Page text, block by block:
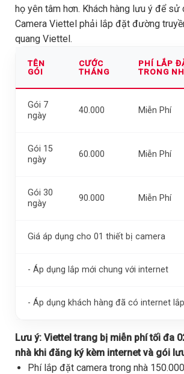
họ yên tâm hơn. Khách hàng lưu ý để
Camera Viettel phải lắp đặt đường
quang Viettel.
TÊN
GÓI
CƯỚC
THÁNG
PHÍ LẮP
TRONG
Gói 7
ngày
40.000 Miễn Phí
Gói 15
ngày
60.000 Miễn Phí
Gói 30
ngày
90.000 Miễn Phí
Giá áp dụng cho 01 thiết bị camera
- Áp dụng lắp mới chung với internet
- Áp dụng khách hàng đã có internet
Lưu ý: Viettel trang bị miễn phí tối đa
nhà khi đăng ký kèm internet và gói
Phí lắp đặt camera trong nhà